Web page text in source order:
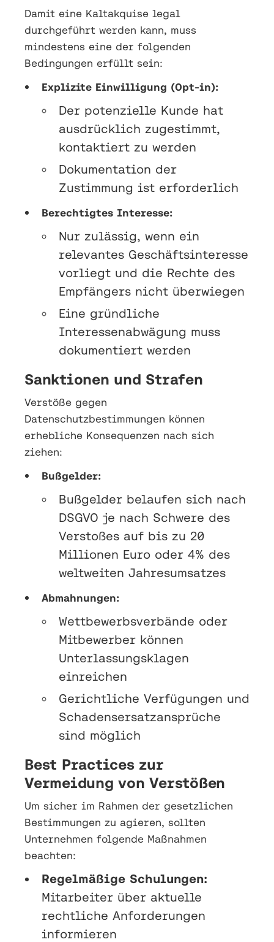
Damit eine Kaltakquise legal
durchgeführt werden kann, muss
mindestens eine der folgenden
Bedingungen erfüllt sein:
Explizite Einwilligung (Opt-in):
Der potenzielle Kunde hat
ausdrücklich zugestimmt,
kontaktiert zu werden
Dokumentation der
Zustimmung ist erforderlich
Berechtigtes Interesse:
Nur zulässig, wenn ein
relevantes Geschäftsinteresse
vorliegt und die Rechte des
Empfängers nicht überwiegen
Eine gründliche
Interessenabwägung muss
dokumentiert werden
Sanktionen und Strafen
Verstöße gegen
Datenschutzbestimmungen können
erhebliche Konsequenzen nach sich
ziehen:
Bußgelder:
Bußgelder belaufen sich nach
DSGVO je nach Schwere des
Verstoßes auf bis zu 20
Millionen Euro oder 4% des
weltweiten Jahresumsatzes
Abmahnungen:
Wettbewerbsverbände oder
Mitbewerber können
Unterlassungsklagen
einreichen
Gerichtliche Verfügungen und
Schadensersatzansprüche
sind möglich
Best Practices zur
Vermeidung von Verstößen
Um sicher im Rahmen der gesetzlichen
Bestimmungen zu agieren, sollten
Unternehmen folgende Maßnahmen
beachten:
Regelmäßige Schulungen:
Mitarbeiter über aktuelle
rechtliche Anforderungen
informieren